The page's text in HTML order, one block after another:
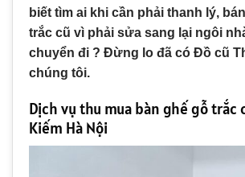
biết tìm ai khi cần phải thanh lý,
trắc cũ vì phải sửa sang lại ngôi
chuyển đi ? Đừng lo đã có Đồ cũ
chúng tôi.
Dịch vụ thu mua bàn ghế gỗ trắc
Kiếm Hà Nội